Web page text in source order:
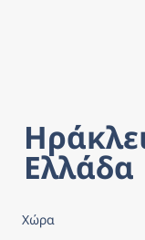
Ελλάδα
Χώρα